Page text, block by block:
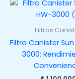
Filtros
Filtro Canister
3000: